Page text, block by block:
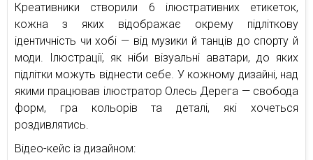
Креативники створили 6 ілюстративних етикеток,
кожна з яких відображає окрему підліткову
ідентичність чи хобі — від музики й танців до спорту й
моди. Ілюстрації, як ніби візуальні аватари, до яких
підлітки можуть віднести себе. У кожному дизайні, над
якими працював ілюстратор Олесь Дерега — свобода
форм, гра кольорів та деталі, які хочеться
роздивлятись.
Відео-кейс із дизайном: